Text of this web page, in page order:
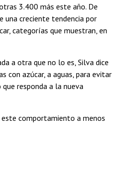
3.400 más este año. De
una creciente tendencia por
categorías que muestran, en
a otra que no lo es, Silva dice
con azúcar, a aguas, para evitar
responda a la nueva
este comportamiento a menos